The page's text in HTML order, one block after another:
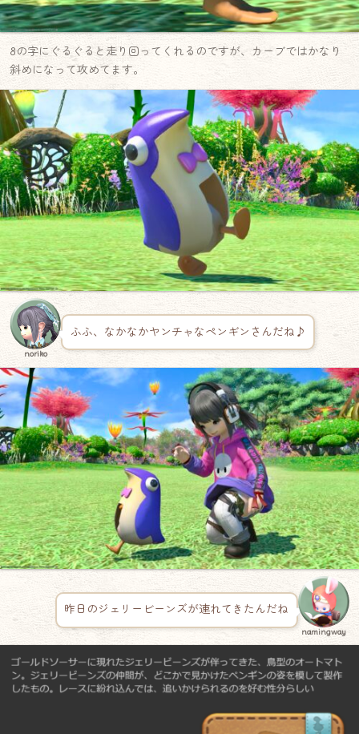
8の字にぐるぐると走り回ってくれるのですが、カーブではかなり
斜めになって攻めてます。
noriko
ふふ、なかなかヤンチャなペンギンさんだね♪
昨日のジェリービーンズが連れてきたんだね
namingway